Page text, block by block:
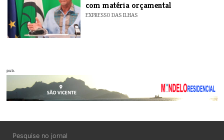
com matéria orçamental
EXPRESSO DAS ILHAS
pub.
Pesquise no jornal